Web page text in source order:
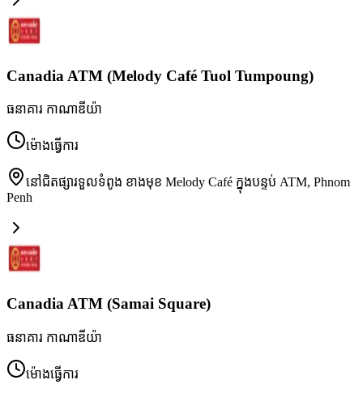
Canadia ATM (Melody Café Tuol Tumpoung)
ធនាគារ កាណាឌីយ៉ា
ម៉ោងធ្វើការ
នៅជិតផ្សារទួលទំពូង ខាងមុខ Melody Café ក្នុងបន្ទប់ ATM, Phnom
Penh
Canadia ATM (Samai Square)
ធនាគារ កាណាឌីយ៉ា
ម៉ោងធ្វើការ